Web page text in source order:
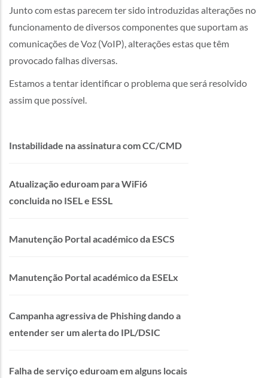
Junto com estas parecem ter sido introduzidas alterações no
funcionamento de diversos componentes que suportam as
comunicações de Voz (VoIP), alterações estas que têm
provocado falhas diversas.
Estamos a tentar identificar o problema que será resolvido
assim que possível.
Instabilidade na assinatura com CC/CMD
Atualização eduroam para WiFi6
concluida no ISEL e ESSL
Manutenção Portal académico da ESCS
Manutenção Portal académico da ESELx
Campanha agressiva de Phishing dando a
entender ser um alerta do IPL/DSIC
Falha de serviço eduroam em alguns locais